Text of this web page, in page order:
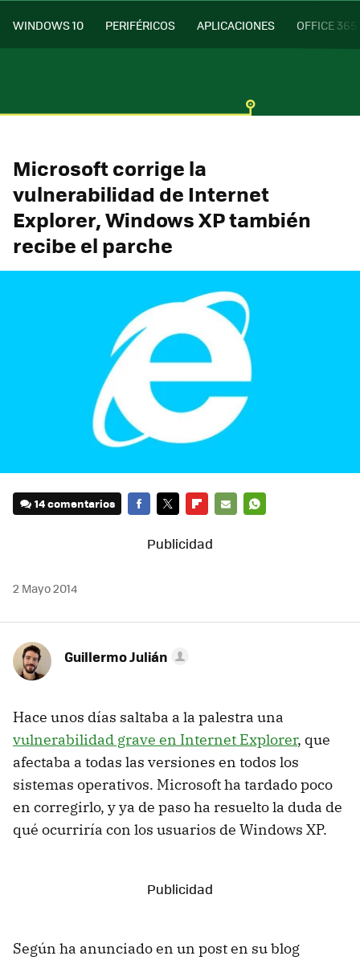
WINDOWS 10 PERIFÉRICOS APLICACIONES OFFICE 365
Microsoft corrige la
vulnerabilidad de Internet
Explorer, Windows XP también
recibe el parche
14 comentarios
2 Mayo 2014
Guillermo Julián
Hace unos días saltaba a la palestra una
vulnerabilidad grave en Internet Explorer, que
afectaba a todas las versiones en todos los
sistemas operativos. Microsoft ha tardado poco
en corregirlo, y ya de paso ha resuelto la duda de
qué ocurriría con los usuarios de Windows XP.
Según ha anunciado en un post en su blog